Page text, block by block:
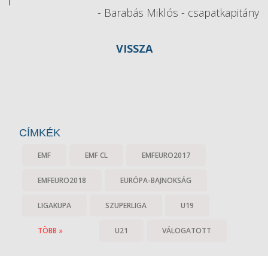
- Barabás Miklós - csapatkapitány
VISSZA
CÍMKÉK
EMF EMF CL EMFEURO2017
EMFEURO2018 EURÓPA-BAJNOKSÁG
LIGAKUPA SZUPERLIGA U19
U21 VÁLOGATOTT
TÖBB »